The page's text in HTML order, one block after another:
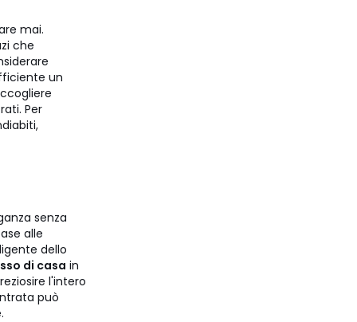
mai.
che
un
Per
senza
alle
dello
di casa in
l'intero
può